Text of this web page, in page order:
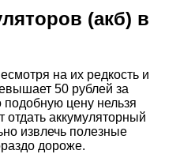
(акб) в
на их редкость и
50 рублей за
подобную цену нельзя
отдать аккумуляторный
извлечь полезные
дороже.